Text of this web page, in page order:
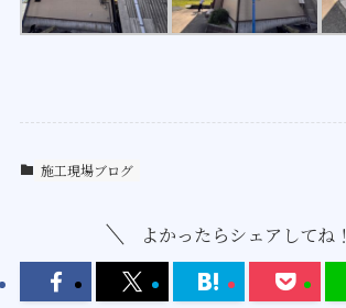
施工現場ブログ
よかったらシェアしてね！